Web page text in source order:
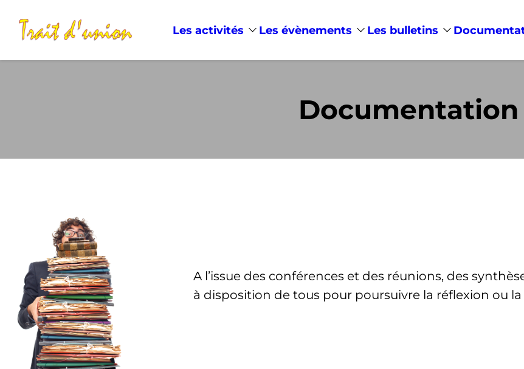
Les activités Les évènements Les bulletins
Documentation
A l’issue des conférences et des réunions, des
à disposition de tous pour poursuivre la réflexion ou